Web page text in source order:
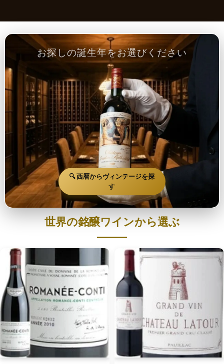
お探しの誕生年をお選びください
🔍 西暦からヴィンテージを探
す
世界の銘醸ワインから選ぶ